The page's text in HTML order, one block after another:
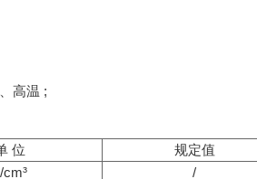
高温 ;
位 规定值
cm³ /